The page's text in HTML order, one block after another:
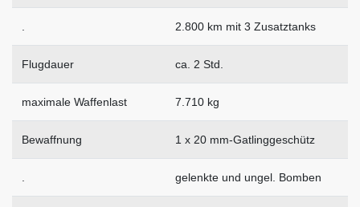
2.800 km mit 3 Zusatztanks
Flugdauer ca. 2 Std.
maximale Waffenlast 7.710 kg
Bewaffnung 1 x 20 mm-Gatlinggeschütz
gelenkte und ungel. Bomben